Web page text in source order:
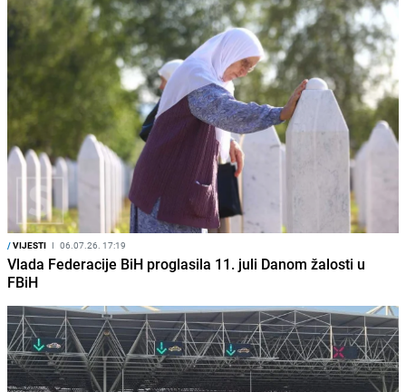
/VIJESTI I 06.07.26. 17:19
Vlada Federacije BiH proglasila 11. juli Danom žalosti u
FBiH